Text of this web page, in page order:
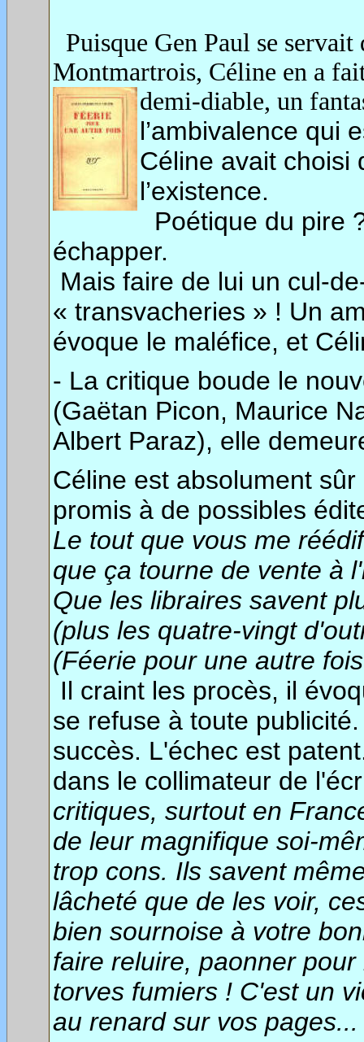
Puisque Gen Paul se
Montmartrois, Céline en a
demi-diable, un
l’ambivalence qui
Céline avait choisi
l’existence.
Poétique du pire
échapper.
Mais faire de lui un cul-
« transvacheries » ! Un
évoque le maléfice, et
- La critique boude le
(Gaëtan Picon, Maurice
Albert Paraz), elle
Céline est absolument
promis à de possibles
Le tout que vous me
que ça tourne de vente à
Que les libraires savent
(plus les quatre-vingt
(Féerie pour une autre
Il craint les procès, il
se refuse à toute
succès. L'échec est
dans le collimateur de
critiques, surtout en
de leur magnifique soi-
trop cons. Ils savent
lâcheté que de les voir,
bien sournoise à votre
faire reluire, paonner
torves fumiers ! C'est un
au renard sur vos